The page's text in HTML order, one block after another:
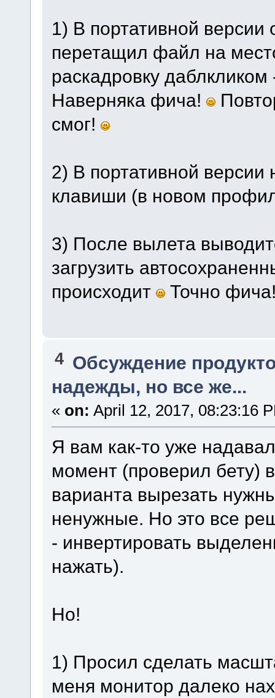
1) В портативной
перетащил файл на
раскадровку
Наверняка фича!
смог!
2) В портативной версии
клавиши (в новом
3) После вылета
загрузить
происходит
Точно
4 Обсуждение
надежды, но все же...
« on: April 12, 2017, 08:23:16
Я вам как-то уже
момент (проверил
варианта вырезать
ненужные. Но это все
- инвертировать
нажать).
Но!
1) Просил сделать
меня монитор далеко